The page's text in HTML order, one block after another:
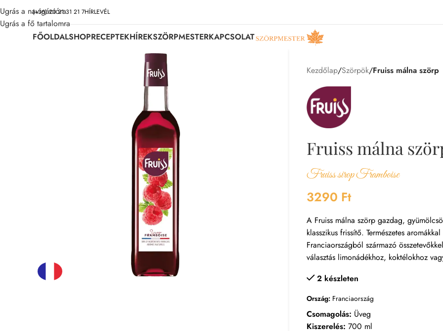
Ugrás a navigációra
Ugrás a fő tartalomra
(+36) 20 21 31 21 7HÍRLEVÉL
FŐOLDALSHOPRECEPTEKHÍREKSZÖRPMESTERKAPCSOLAT
Kezdőlap/Szörpök/Fruiss málna szörp
Fruiss málna
Fruiss sirop Framboise
3290 Ft
A Fruiss málna szörp gazdag,
klasszikus frissítő. Természetes aromákkal
Franciaországból származó
választás limonádékhoz, koktélokhoz
2 készleten
Ország: Franciaország
Csomagolás: Üveg
Kiszerelés:700 ml